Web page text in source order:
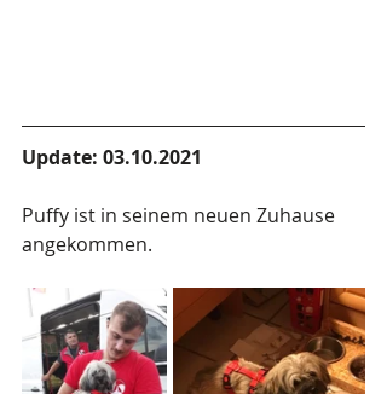
Update: 03.10.2021
Puffy ist in seinem neuen Zuhause
angekommen.